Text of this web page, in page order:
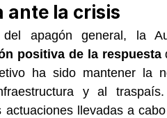
ante la crisis
apagón general, la
positiva de la respuesta
ha sido mantener la
y al
llevadas a